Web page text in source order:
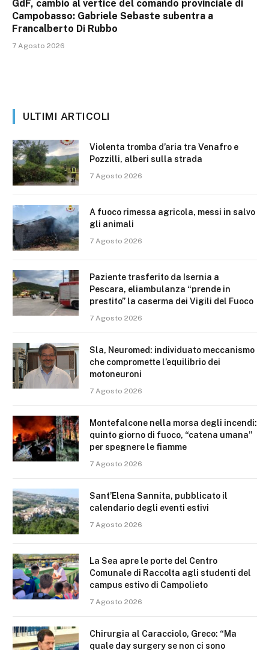
GdF, cambio al vertice del comando provinciale di
Campobasso: Gabriele Sebaste subentra a
Francalberto Di Rubbo
7 Agosto 2026
ULTIMI ARTICOLI
Violenta tromba d’aria tra Venafro e
Pozzilli, alberi sulla strada
7 Agosto 2026
A fuoco rimessa agricola, messi in salvo
gli animali
7 Agosto 2026
Paziente trasferito da Isernia a
Pescara, eliambulanza “prende in
prestito” la caserma dei Vigili del Fuoco
7 Agosto 2026
Sla, Neuromed: individuato meccanismo
che compromette l’equilibrio dei
motoneuroni
7 Agosto 2026
Montefalcone nella morsa degli incendi:
quinto giorno di fuoco, “catena umana”
per spegnere le fiamme
7 Agosto 2026
Sant’Elena Sannita, pubblicato il
calendario degli eventi estivi
7 Agosto 2026
La Sea apre le porte del Centro
Comunale di Raccolta agli studenti del
campus estivo di Campolieto
7 Agosto 2026
Chirurgia al Caracciolo, Greco: “Ma
quale day surgery se non ci sono